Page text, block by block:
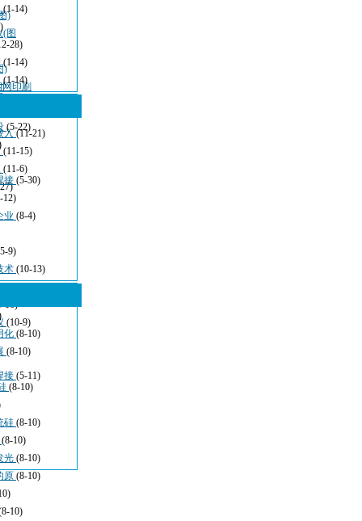
)
(图
)
印刷
(1-14)
28)
(1-14)
(1-14)
入 (11-21)
(11-15)
(11-6)
(5-22)
接 (5-30)
12)
业 (8-4)
9)
术 (10-13)
16)
(10-9)
接 (5-11)
化 (8-10)
(8-10)
(8-10)
硅 (8-10)
(8-10)
光 (8-10)
原 (8-10)
10)